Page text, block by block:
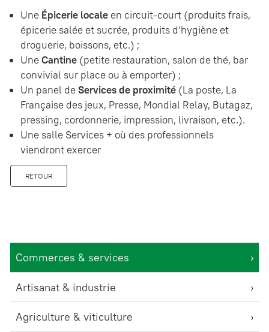
Commerces & services
Artisanat & industrie
Agriculture & viticulture
Une Épicerie locale en circuit-court (produits frais,
épicerie salée et sucrée, produits d’hygiène et
droguerie, boissons, etc.) ;
UneCantine (petite restauration, salon de thé, bar
convivial sur place ou à emporter) ;
Un panel deServices de proximité (La poste, La
Française des jeux, Presse, Mondial Relay, Butagaz,
pressing, cordonnerie, impression, livraison, etc.).
Une salle Services + où des professionnels
viendront exercer
RETOUR